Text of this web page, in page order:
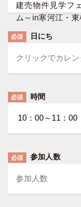
建売物件見学フ
ム～in寒河江・東
必須 日にち
必須 時間
必須 参加人数